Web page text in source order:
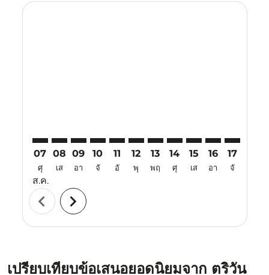
07
ศุ
ส.ค.
08
เส
09
อา
10
จั
11
อั
12
พุ
13
พฤ
14
ศุ
15
เส
16
อา
17
จั
chevron_left chevron_right
เปรียบเทียบข้อเสนอยอดนิยมจาก ตริวัน